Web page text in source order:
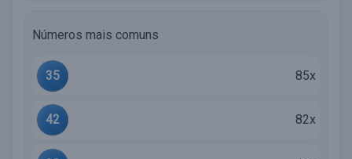
Números mais comuns
35 85x
42 82x